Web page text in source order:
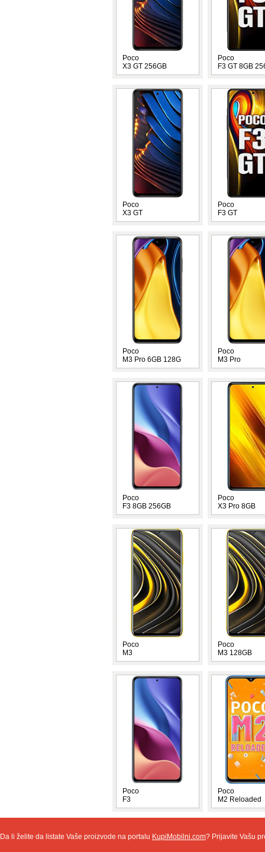
Poco
X3 GT 256GB
Poco
F3 GT 8GB
Poco
X3 GT
Poco
F3 GT
Poco
M3 Pro 6GB 128G
Poco
M3 Pro
Poco
F3 8GB 256GB
Poco
X3 Pro 8GB
Poco
M3
Poco
M3 128GB
Poco
F3
Poco
M2 Reloaded
Da li želite da listate Vaše proizvode na portalu KupiMobilni.com? Prijavite Vašu